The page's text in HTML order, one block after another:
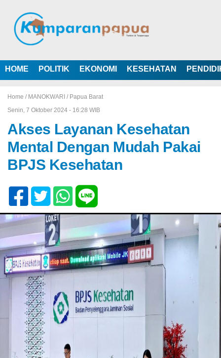
HOME POLITIK EKONOMI KESEHATAN
Home / MANOKWARI / Papua Barat
Senin, 7 Oktober 2024 - 16:28 WIB
Akses Layanan Kesehatan
Mental Dengan Mudah Pakai
BPJS Kesehatan